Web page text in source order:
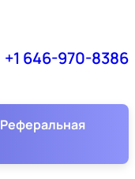
+1 646-970-8386
Реферальная